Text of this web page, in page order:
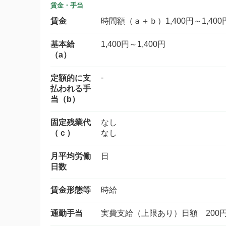
賃金・手当
賃金 時間額（ａ＋ｂ）1,400円～1,400
基本給
（a）
1,400円～1,400円
定額的に支
払われる手
当（b）
-
固定残業代
（ｃ）
なし
なし
月平均労働
日数
日
賃金形態等 時給
通勤手当 実費支給（上限あり）日額 200